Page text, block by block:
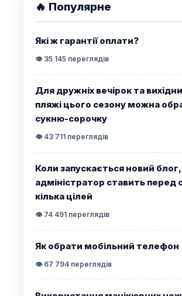
🔥 Популярне
Які ж гарантії оплати?
👁️ 35 145 переглядів
Для дружніх вечірок та
пляжі цього сезону можна
сукню-сорочку
👁️ 43 711 переглядів
Коли запускається новий
адміністратор ставить перед
кілька цілей
👁️ 74 491 переглядів
Як обрати мобільний телефон
👁️ 67 794 переглядів